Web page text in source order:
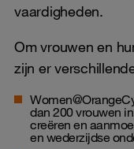
vaardigheden.
Om vrouwen en
zijn er
dan 200 vrouwen
creëren en
en wederzijdse